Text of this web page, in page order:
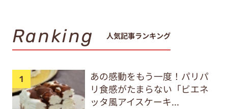
Ranking 人気記事ランキング
あの感動をもう一度！パリパ
リ食感がたまらない「ビエネ
ッタ風アイスケーキ...